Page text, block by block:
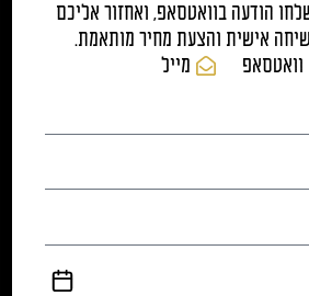
הודעה בוואטסאפ, ואחזור אליכם
אישית והצעת מחיר מותאמת.
וואטסאפ מייל